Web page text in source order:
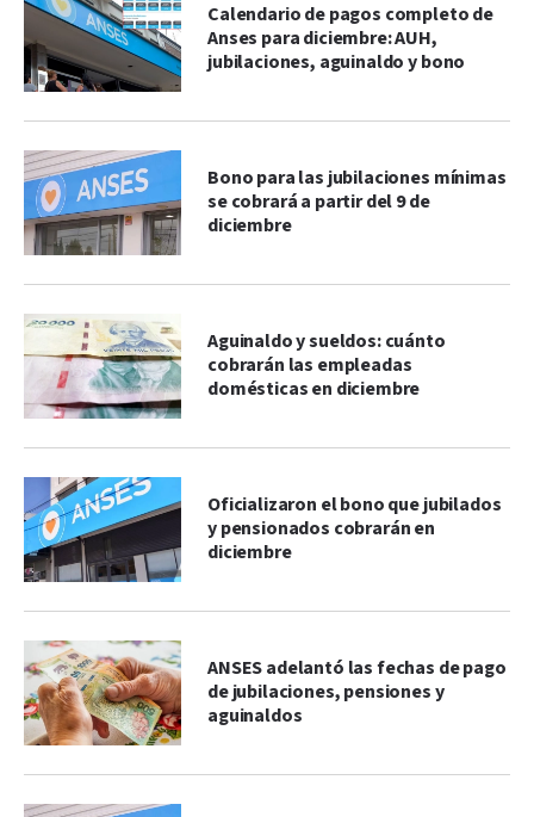
Calendario de pagos completo de
Anses para diciembre: AUH,
jubilaciones, aguinaldo y bono
Bono para las jubilaciones mínimas
se cobrará a partir del 9 de
diciembre
Aguinaldo y sueldos: cuánto
cobrarán las empleadas
domésticas en diciembre
Oficializaron el bono que jubilados
y pensionados cobrarán en
diciembre
ANSES adelantó las fechas de pago
de jubilaciones, pensiones y
aguinaldos